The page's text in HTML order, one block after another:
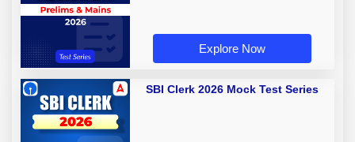
Explore Now
SBI Clerk 2026 Mock Test Series